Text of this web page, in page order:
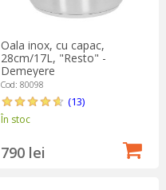
Oala inox, cu capac,
28cm/17L, "Resto" -
Demeyere
Cod: 80098
(13)
În stoc
790 lei